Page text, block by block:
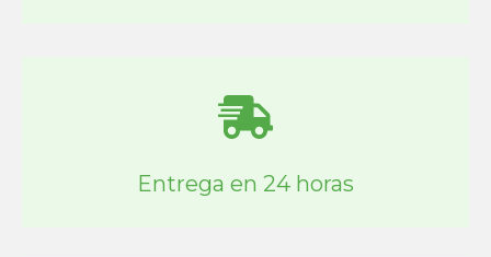
Entrega en 24 horas